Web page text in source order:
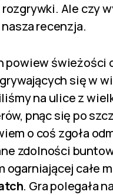
Ale czy
recenzja.
powiew świeżości
się w
na ulice z
pnąc się po
o coś zgoła
zdolności
całe
. Gra polegała